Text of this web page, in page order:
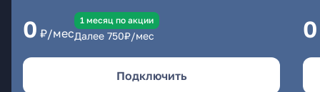
0 ₽/мес
1 месяц по акции
Далее 750₽/мес
Подключить
0